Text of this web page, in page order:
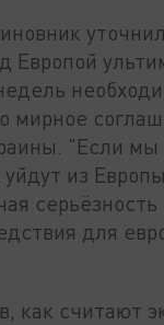
Европой
мирное
"Если мы
из
серьёзность
для
как считают